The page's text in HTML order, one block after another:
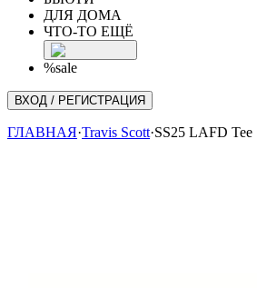
ДЛЯ ДОМА
ЧТО-ТО ЕЩЁ
%sale
ВХОД / РЕГИСТРАЦИЯ
ГЛАВНАЯ·Travis Scott·SS25 LAFD